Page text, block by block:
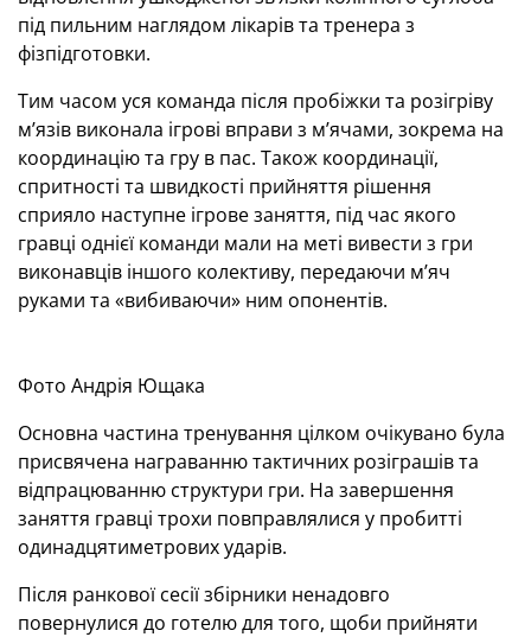
під пильним наглядом лікарів та тренера з
фізпідготовки.
Тим часом уся команда після пробіжки та розігріву
м’язів виконала ігрові вправи з м’ячами, зокрема на
координацію та гру в пас. Також координації,
спритності та швидкості прийняття рішення
сприяло наступне ігрове заняття, під час якого
гравці однієї команди мали на меті вивести з гри
виконавців іншого колективу, передаючи м’яч
руками та «вибиваючи» ним опонентів.
Фото Андрія Ющака
Основна частина тренування цілком очікувано була
присвячена награванню тактичних розіграшів та
відпрацюванню структури гри. На завершення
заняття гравці трохи повправлялися у пробитті
одинадцятиметрових ударів.
Після ранкової сесії збірники ненадовго
повернулися до готелю для того, щоби прийняти